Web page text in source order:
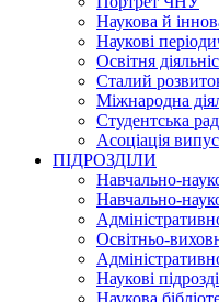
Наукова й
Наукові
Освітня
Сталий
Міжнародна
Студентська
Асоціація
ПІДРОЗДІЛИ
Навчально-
Навчально-
Освітньо-
Наукові
Наукова